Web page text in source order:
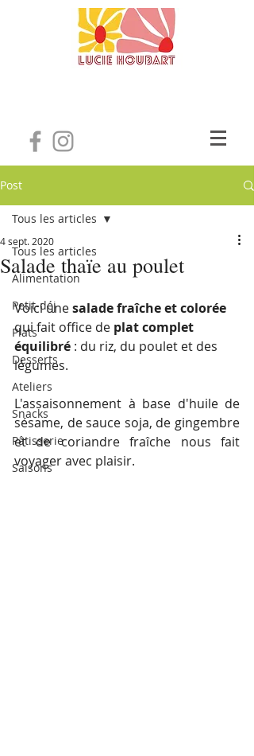
Post
Tous les articles
Alimentation
Petit-déj
Plats
Desserts
Ateliers
Snacks
Pâtisserie
Saisons
Tous les articles
Salade thaïe au poulet
4 sept. 2020
Voici une salade fraîche et colorée
qui fait office de plat complet
équilibré : du riz, du poulet et des
légumes.
L'assaisonnement à base d'huile de
sésame, de sauce soja, de gingembre
et de coriandre fraîche nous fait
voyager avec plaisir.